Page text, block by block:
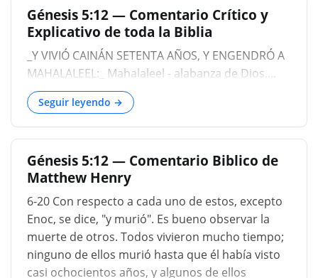
Génesis 5:12 — Comentario Crítico y
Explicativo de toda la Biblia
_Y VIVIÓ CAINÁN SETENTA AÑOS, Y ENGENDRÓ A
MAHALALEEL:_ Mahalaleel - alabanza de Dios....
Seguir leyendo →
Génesis 5:12 — Comentario Biblico de
Matthew Henry
6-20 Con respecto a cada uno de estos, excepto
Enoc, se dice, "y murió". Es bueno observar la
muerte de otros. Todos vivieron mucho tiempo;
ninguno de ellos murió hasta que él había visto
casi ochocientos años, y algunos de ellos